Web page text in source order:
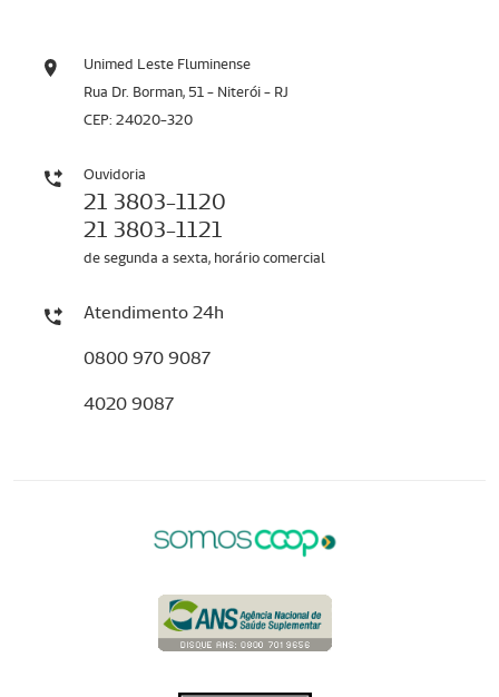
Unimed Leste Fluminense
Rua Dr. Borman, 51 - Niterói - RJ
CEP: 24020-320
Ouvidoria
21 3803-1120
21 3803-1121
de segunda a sexta, horário comercial
Atendimento 24h
0800 970 9087
4020 9087